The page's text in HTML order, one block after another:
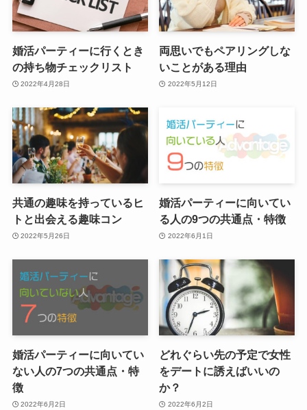
婚活パーティーに行くとき
の持ち物チェックリスト
2022年4月28日
両思いでもペアリングしな
いことがある理由
2022年5月12日
共通の趣味を持っているヒ
トと出会える趣味コン
2022年5月26日
婚活パーティーに向いてい
る人の9つの共通点・特徴
2022年6月1日
婚活パーティーに向いてい
ない人の7つの共通点・特
徴
2022年6月2日
どれぐらい先の予定で女性
をデートに誘えばいいの
か？
2022年6月2日